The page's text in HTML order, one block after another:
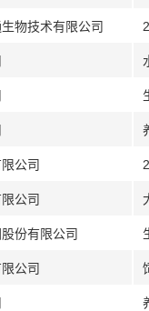
物技术有限公司
公司
公司
份有限公司
公司